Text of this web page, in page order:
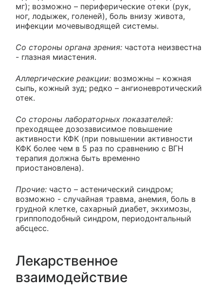
мг); возможно – периферические отеки (рук,
ног, лодыжек, голеней), боль внизу живота,
инфекции мочевыводящей системы.
Со стороны органа зрения: частота неизвестна
- глазная миастения.
Аллергические реакции: возможны – кожная
сыпь, кожный зуд; редко – ангионевротический
отек.
Со стороны лабораторных показателей:
преходящее дозозависимое повышение
активности КФК (при повышении активности
КФК более чем в 5 раз по сравнению с ВГН
терапия должна быть временно
приостановлена).
Прочие: часто – астенический синдром;
возможно - случайная травма, анемия, боль в
грудной клетке, сахарный диабет, экхимозы,
гриппоподобный синдром, периодонтальный
абсцесс.
Лекарственное
взаимодействие